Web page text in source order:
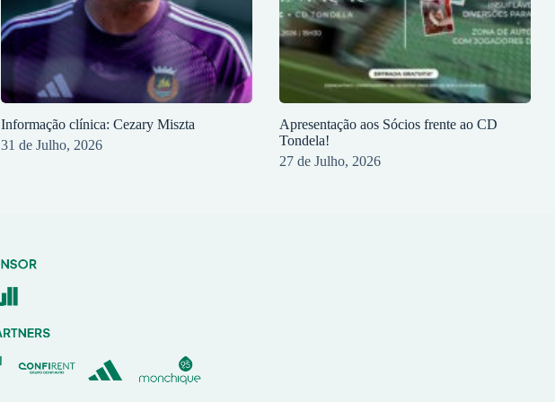
Informação clínica: Cezary Miszta
31 de Julho, 2026
Apresentação aos Sócios frente ao CD
Tondela!
27 de Julho, 2026